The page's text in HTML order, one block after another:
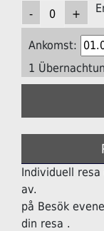
Ankomst:
1
Individuell
av.
på Besök
din resa .